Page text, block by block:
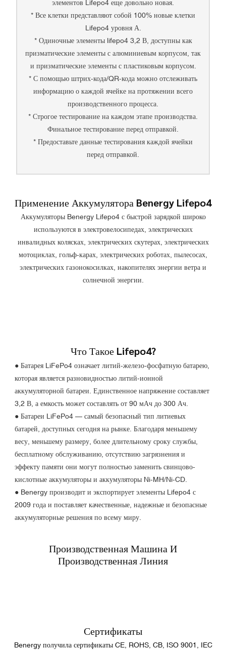
элементов Lifepo4 еще довольно новая.
* Все клетки представляют собой 100% новые клетки
Lifepo4 уровня А.
* Одиночные элементы lifepo4 3,2 В, доступны как
призматические элементы с алюминиевым корпусом, так
и призматические элементы с пластиковым корпусом.
* С помощью штрих-кода/QR-кода можно отслеживать
информацию о каждой ячейке на протяжении всего
производственного процесса.
* Строгое тестирование на каждом этапе производства.
Финальное тестирование перед отправкой.
* Предоставьте данные тестирования каждой ячейки
перед отправкой.
Применение Аккумулятора Benergy Lifepo4
Аккумуляторы Benergy Lifepo4 с быстрой зарядкой широко
используются в электровелосипедах, электрических
инвалидных колясках, электрических скутерах, электрических
мотоциклах, гольф-карах, электрических роботах, пылесосах,
электрических газонокосилках, накопителях энергии ветра и
солнечной энергии.
Что Такое Lifepo4?
● Батарея LiFePo4 означает литий-железо-фосфатную батарею,
которая является разновидностью литий-ионной
аккумуляторной батареи. Единственное напряжение составляет
3,2 В, а емкость может составлять от 90 мАч до 300 Ач.
●Батареи LiFePo4 — самый безопасный тип литиевых
батарей, доступных сегодня на рынке. Благодаря меньшему
весу, меньшему размеру, более длительному сроку службы,
бесплатному обслуживанию, отсутствию загрязнения и
эффекту памяти они могут полностью заменить свинцово-
кислотные аккумуляторы и аккумуляторы Ni-MH/Ni-CD.
● Benergy производит и экспортирует элементы Lifepo4 с
2009 года и поставляет качественные, надежные и безопасные
аккумуляторные решения по всему миру.
Производственная Машина И
Производственная Линия
Сертификаты
Benergy получила сертификаты CE, ROHS, CB, ISO 9001, IEC